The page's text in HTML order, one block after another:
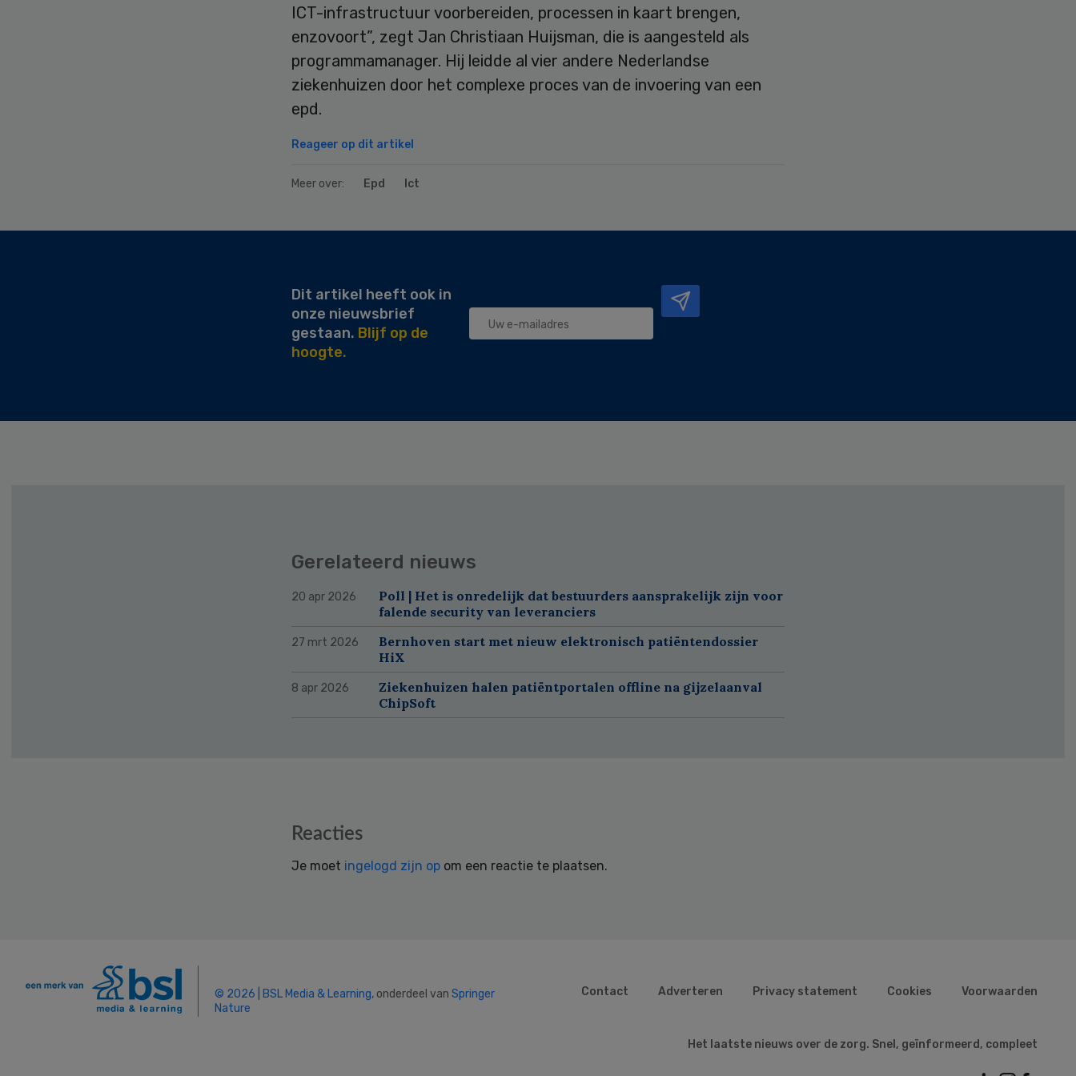
ICT-infrastructuur voorbereiden, processen in kaart brengen,
enzovoort”, zegt Jan Christiaan Huijsman, die is aangesteld als
programmamanager. Hij leidde al vier andere Nederlandse
ziekenhuizen door het complexe proces van de invoering van een
epd.
Reageer op dit artikel
Meer over: Epd Ict
Dit artikel heeft ook in
onze nieuwsbrief
gestaan. Blijf op de
hoogte.
Gerelateerd nieuws
20 apr 2026
Poll | Het is onredelijk dat bestuurders aansprakelijk zijn voor
falende security van leveranciers
27 mrt 2026
Bernhoven start met nieuw elektronisch patiëntendossier
HiX
8 apr 2026
Ziekenhuizen halen patiëntportalen offline na gijzelaanval
ChipSoft
Reacties
Je moet ingelogd zijn op om een reactie te plaatsen.
© 2026 | BSL Media & Learning, onderdeel van Springer
Nature
Contact Adverteren Privacy statement Cookies Voorwaarden
Het laatste nieuws over de zorg. Snel, geïnformeerd, compleet